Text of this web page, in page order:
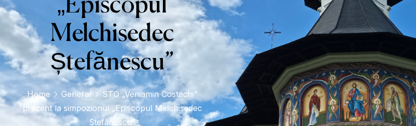
„Episcopul
Melchisedec
Ștefănescu”
Home General
STO „Veniamin Costachi”
prezent la simpozionul „Episcopul Melchisedec
Ștefănescu”